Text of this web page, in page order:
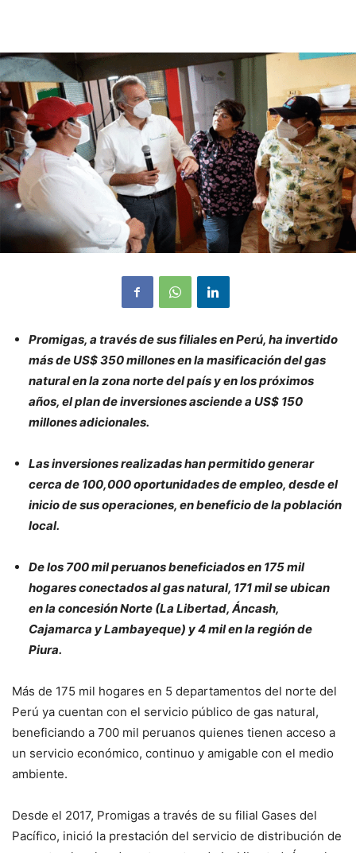
Promigas, a través de sus filiales en Perú, ha invertido
más de US$ 350 millones en la masificación del gas
natural en la zona norte del país y en los próximos
años, el plan de inversiones asciende a US$ 150
millones adicionales.
Las inversiones realizadas han permitido generar
cerca de 100,000 oportunidades de empleo, desde el
inicio de sus operaciones, en beneficio de la población
local.
De los 700 mil peruanos beneficiados en 175 mil
hogares conectados al gas natural, 171 mil se ubican
en la concesión Norte (La Libertad, Áncash,
Cajamarca y Lambayeque) y 4 mil en la región de
Piura.
Más de 175 mil hogares en 5 departamentos del norte del
Perú ya cuentan con el servicio público de gas natural,
beneficiando a 700 mil peruanos quienes tienen acceso a
un servicio económico, continuo y amigable con el medio
ambiente.
Desde el 2017, Promigas a través de su filial Gases del
Pacífico, inició la prestación del servicio de distribución de